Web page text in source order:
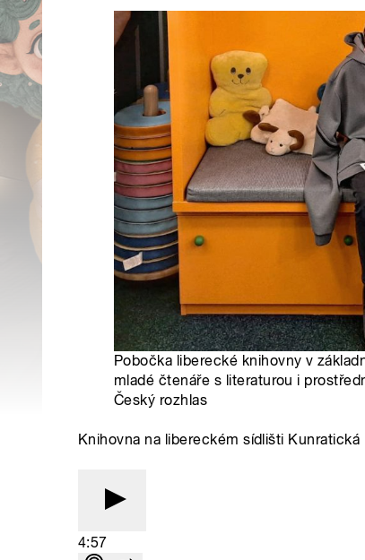
Pobočka liberecké knihovny v
mladé čtenáře s literaturou i
Český rozhlas
Knihovna na libereckém sídlišti
4:57